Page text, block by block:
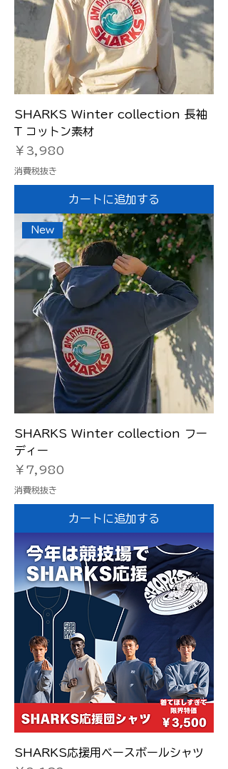
SHARKS Winter collection 長袖
T コットン素材
価格
￥3,980
消費税抜き
カートに追加する
New
SHARKS Winter collection フー
ディー
価格
￥7,980
消費税抜き
カートに追加する
SHARKS応援用ベースボールシャツ